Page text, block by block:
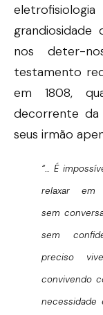
nos deter-
testamento
em 1808,
decorrente da
seus irmão
“… É
relaxar em
sem
sem
preciso
convivendo
necessidade